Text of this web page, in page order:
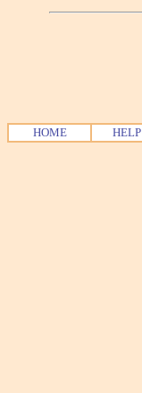
HOME HELP